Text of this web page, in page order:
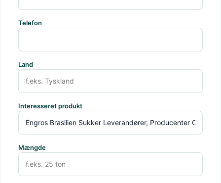
Telefon
Land
Interesseret produkt
Mængde